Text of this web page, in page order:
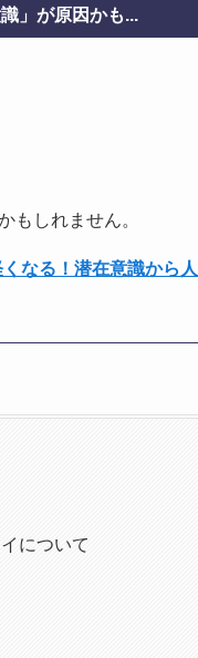
」が原因かも...
もしれません。
なる！潜在意識から
について